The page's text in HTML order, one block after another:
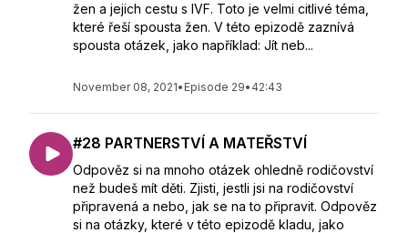
žen a jejich cestu s IVF. Toto je velmi citlivé téma,
které řeší spousta žen. V této epizodě zaznívá
spousta otázek, jako například: Jít neb...
November 08, 2021• Episode 29• 42:43
#28 PARTNERSTVÍ A MATEŘSTVÍ
Odpověz si na mnoho otázek ohledně rodičovství
než budeš mít děti. Zjisti, jestli jsi na rodičovství
připravená a nebo, jak se na to připravit. Odpověz
si na otázky, které v této epizodě kladu, jako